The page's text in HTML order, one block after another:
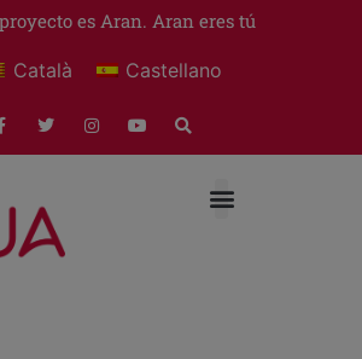
es Aran. Aran eres tú
Català Castellano